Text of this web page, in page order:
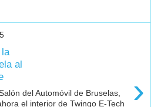
al
›
del Automóvil de Bruselas,
el interior de Twingo E-Tech